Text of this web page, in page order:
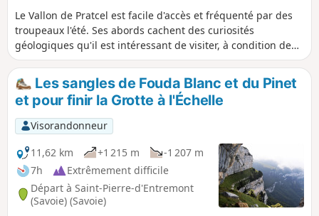
Le Vallon de Pratcel est facile d'accès et fréquenté par des
troupeaux l'été. Ses abords cachent des curiosités
géologiques qu'il est intéressant de visiter, à condition de
savoir sortir des sentiers battus. La double boucle proposée
n'est pas simple : elle nécessite de bien chercher l'itinéraire
sur le terrain, donc un réel sens de l'orientation, et une
partie se déroule en terrain exposé, ce qui réclame un pied
sûr. Mais l'effort demandé est récompensé. Voir :
Informations pratiques
Les sangles de Fouda Blanc et du Pinet
et pour finir la Grotte à l'Échelle
Visorandonneur
11,62 km
+1 215 m
-1 207 m
7h
Extrêmement difficile
Départ à Saint-Pierre-d'Entremont
(Savoie) (Savoie)